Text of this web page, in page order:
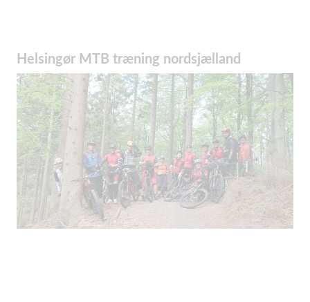
Helsingør MTB træning nordsjælland